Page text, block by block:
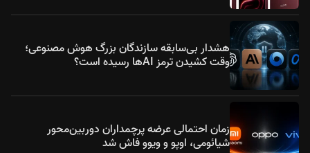
هشدار بی‌سابقه سازندگان بزرگ هوش مصنوعی؛
وقت کشیدن ترمز AIها رسیده است؟
زمان احتمالی عرضه پرچمداران دوربین‌محور
شیائومی، اوپو و ویوو فاش شد